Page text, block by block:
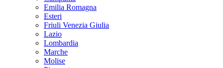
Emilia Romagna
Esteri
Friuli Venezia Giulia
Lazio
Lombardia
Marche
Molise